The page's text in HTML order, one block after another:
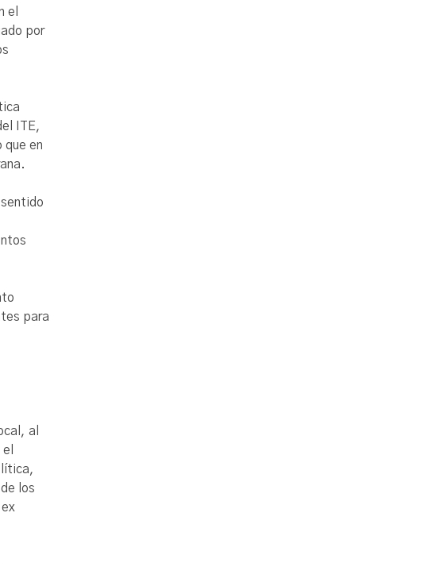
el
por
ITE,
en
para
al
los